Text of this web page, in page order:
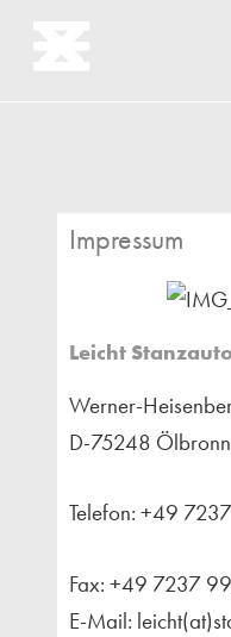
Impressum
Leicht
Werner-
D-75248
Telefon: +49
Fax: +49 7237
E-Mail: